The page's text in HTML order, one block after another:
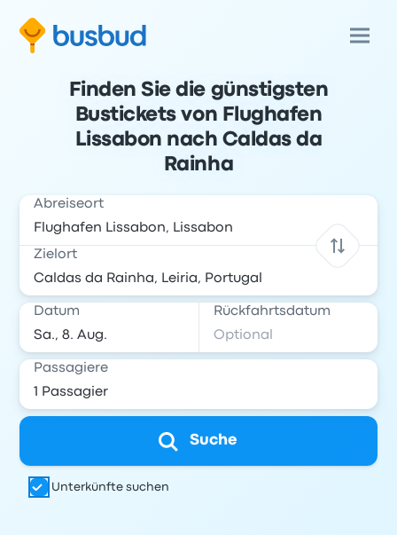
Finden Sie die günstigsten
Bustickets von Flughafen
Lissabon nach Caldas da
Rainha
Abreiseort
Zielort
Datum Rückfahrtsdatum
Passagiere
Suche
Unterkünfte suchen